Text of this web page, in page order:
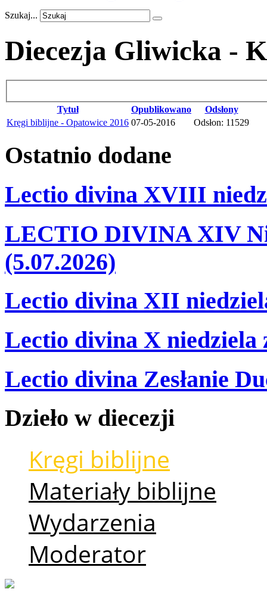
Szukaj...
Diecezja Gliwicka -
Tytuł Opublikowano
Odsłony
Kręgi biblijne - Opatowice 2016 07-05-2016 Odsłon: 11529
Ostatnio dodane
Lectio divina XVIII
LECTIO DIVINA XIV
(5.07.2026)
Lectio divina XII
Lectio divina X niedziela
Lectio divina Zesłanie
Dzieło w diecezji
Kręgi biblijne
Materiały biblijne
Wydarzenia
Moderator